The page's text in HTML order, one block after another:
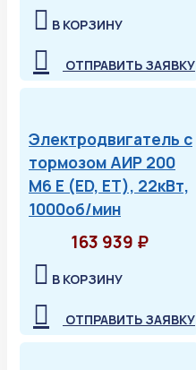
В КОРЗИНУ
ОТПРАВИТЬ ЗАЯВКУ
Электродвигатель с
тормозом АИР 200
М6 Е (ED, ET), 22кВт,
1000об/мин
163 939 ₽
В КОРЗИНУ
ОТПРАВИТЬ ЗАЯВКУ